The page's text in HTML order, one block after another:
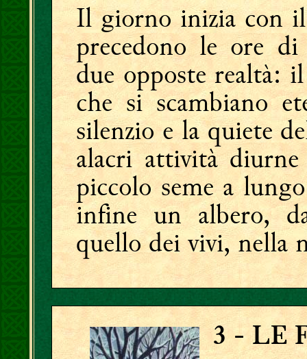
Il giorno inizia con
precedono le ore
due opposte realtà:
che si scambiano
silenzio e la quiete
alacri attività
piccolo seme a
infine un albero,
quello dei vivi, nella
3 - LE